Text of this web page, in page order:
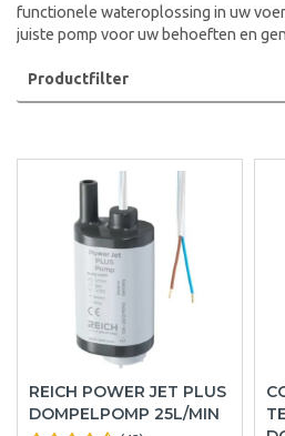
functionele wateroplossing in uw
juiste pomp voor uw behoeften en
Productfilter
REICH POWER JET PLUS
DOMPELPOMP 25L/MIN